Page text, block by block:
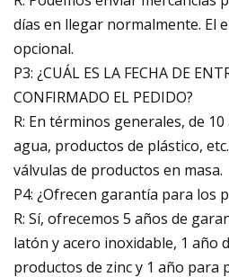
días en llegar normalmente. El
opcional.
P3: ¿CUÁL ES LA FECHA DE
CONFIRMADO EL PEDIDO?
R: En términos generales, de
agua, productos de plástico,
válvulas de productos en masa.
P4: ¿Ofrecen garantía para los
R: Sí, ofrecemos 5 años de
latón y acero inoxidable, 1 año
productos de zinc y 1 año para